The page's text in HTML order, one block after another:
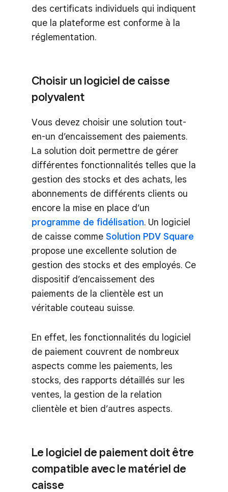
des certificats individuels qui indiquent
que la plateforme est conforme à la
réglementation.
Choisir un logiciel de caisse
polyvalent
Vous devez choisir une solution tout-
en-un d’encaissement des paiements.
La solution doit permettre de gérer
différentes fonctionnalités telles que la
gestion des stocks et des achats, les
abonnements de différents clients ou
encore la mise en place d’un
programme de fidélisation. Un logiciel
de caisse comme Solution PDV Square
propose une excellente solution de
gestion des stocks et des employés. Ce
dispositif d’encaissement des
paiements de la clientèle est un
véritable couteau suisse.
En effet, les fonctionnalités du logiciel
de paiement couvrent de nombreux
aspects comme les paiements, les
stocks, des rapports détaillés sur les
ventes, la gestion de la relation
clientèle et bien d’autres aspects.
Le logiciel de paiement doit être
compatible avec le matériel de
caisse